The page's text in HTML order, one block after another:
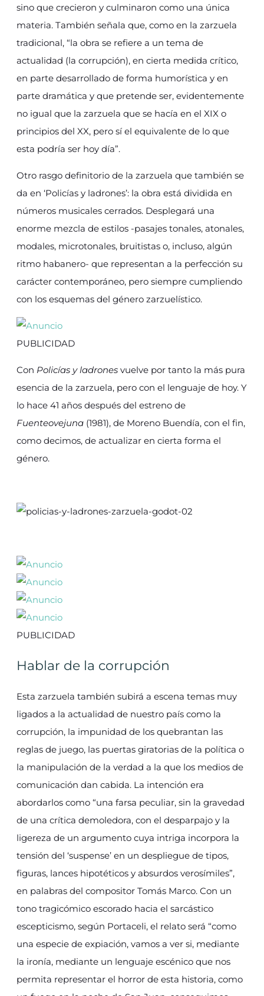
sino que crecieron y culminaron como una única
materia. También señala que, como en la zarzuela
tradicional, “la obra se refiere a un tema de
actualidad (la corrupción), en cierta medida crítico,
en parte desarrollado de forma humorística y en
parte dramática y que pretende ser, evidentemente
no igual que la zarzuela que se hacía en el XIX o
principios del XX, pero sí el equivalente de lo que
esta podría ser hoy día”.
Otro rasgo definitorio de la zarzuela que también se
da en ‘Policías y ladrones’: la obra está dividida en
números musicales cerrados. Desplegará una
enorme mezcla de estilos -pasajes tonales, atonales,
modales, microtonales, bruitistas o, incluso, algún
ritmo habanero- que representan a la perfección su
carácter contemporáneo, pero siempre cumpliendo
con los esquemas del género zarzuelístico.
PUBLICIDAD
Con Policías y ladrones vuelve por tanto la más pura
esencia de la zarzuela, pero con el lenguaje de hoy. Y
lo hace 41 años después del estreno de
Fuenteovejuna (1981), de Moreno Buendía, con el fin,
como decimos, de actualizar en cierta forma el
género.
PUBLICIDAD
Hablar de la corrupción
Esta zarzuela también subirá a escena temas muy
ligados a la actualidad de nuestro país como la
corrupción, la impunidad de los quebrantan las
reglas de juego, las puertas giratorias de la política o
la manipulación de la verdad a la que los medios de
comunicación dan cabida. La intención era
abordarlos como “una farsa peculiar, sin la gravedad
de una crítica demoledora, con el desparpajo y la
ligereza de un argumento cuya intriga incorpora la
tensión del ‘suspense’ en un despliegue de tipos,
figuras, lances hipotéticos y absurdos verosímiles”,
en palabras del compositor Tomás Marco. Con un
tono tragicómico escorado hacia el sarcástico
escepticismo, según Portaceli, el relato será “como
una especie de expiación, vamos a ver si, mediante
la ironía, mediante un lenguaje escénico que nos
permita representar el horror de esta historia, como